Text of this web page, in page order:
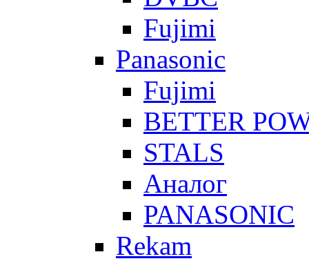
Fujimi
Panasonic
Fujimi
BETTER
STALS
Аналог
PANASONIC
Rekam